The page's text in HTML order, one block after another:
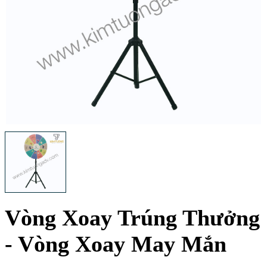
Vòng Xoay Trúng Thưởng
- Vòng Xoay May Mắn